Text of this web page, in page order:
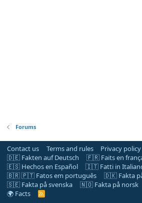
Forums
Contact us Terms and rules Privacy policy
🇩🇪 Fakten auf Deutsch
🇫🇷 Faits en
🇪🇸 Hechos en Español
🇮🇹 Fatti in
🇧🇷 🇵🇹 Fatos em português
🇩🇰 Fakta
🇸🇪 Fakta på svenska
🇳🇴 Fakta på norsk
🌍 Facts
R